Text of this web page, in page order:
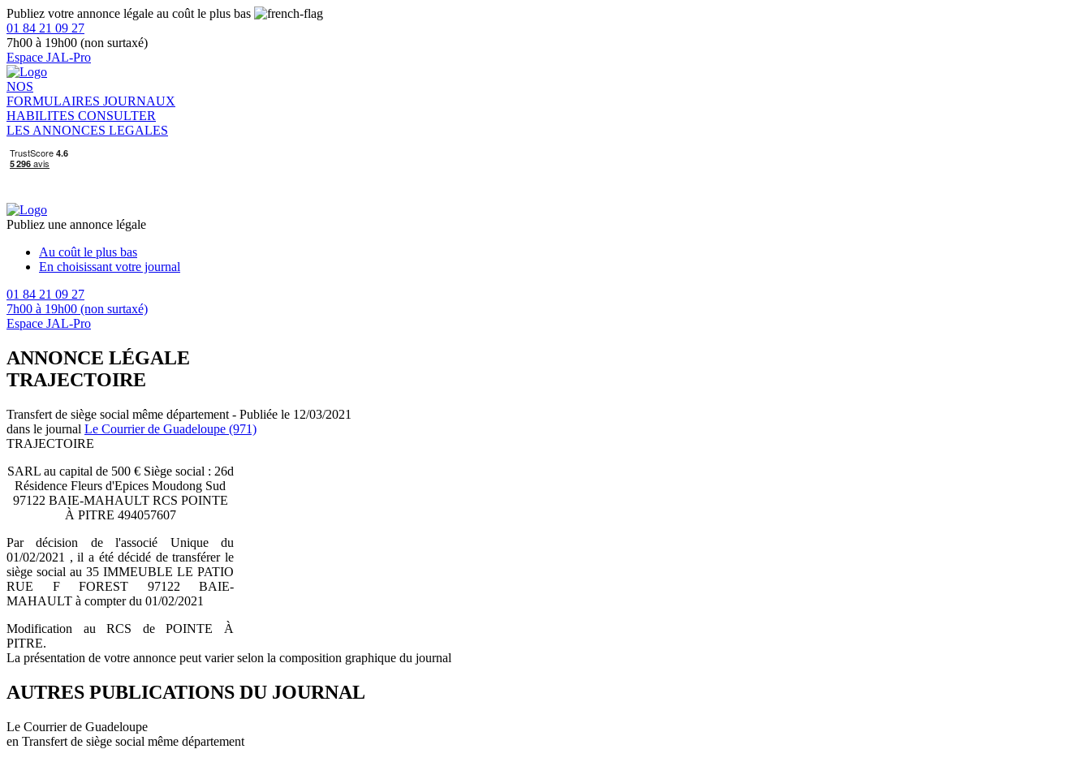
Publiez votre annonce légale au coût le plus bas
01 84 21 09 27
7h00 à 19h00 (non surtaxé)
Espace JAL-Pro
NOS
FORMULAIRES JOURNAUX
HABILITES CONSULTER
LES ANNONCES LEGALES
Publiez une annonce légale
Au coût le plus bas
En choisissant votre journal
01 84 21 09 27
7h00 à 19h00 (non surtaxé)
Espace JAL-Pro
ANNONCE LÉGALE
TRAJECTOIRE
Transfert de siège social même département - Publiée le 12/03/2021
dans le journal Le Courrier de Guadeloupe (971)
TRAJECTOIRE
SARL au capital de 500 € Siège social : 26d
Résidence Fleurs d'Epices Moudong Sud
97122 BAIE-MAHAULT RCS POINTE
À PITRE 494057607
Par décision de l'associé Unique du
01/02/2021 , il a été décidé de transférer le
siège social au 35 IMMEUBLE LE PATIO
RUE F FOREST 97122 BAIE-
MAHAULT à compter du 01/02/2021
Modification au RCS de POINTE À
PITRE.
La présentation de votre annonce peut varier selon la composition graphique du journal
AUTRES PUBLICATIONS DU JOURNAL
Le Courrier de Guadeloupe
en Transfert de siège social même département